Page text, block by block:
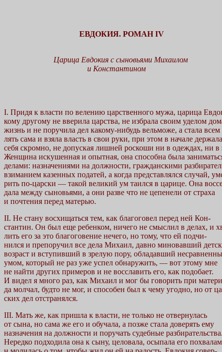
ЕВДОКИЯ. РОМАН IV
Царица Евдокия с сыновьями Михаилом
и Константином
I. Придя к власти по велению царственного мужа, царица
кому другому не вверила царства, не избрала своим уделом
жизнь и не поручила дел какому-нибудь вельможе, а стала всем
лять сама и взяла власть в свои руки, при этом в начале держала
себя скромно, не допуская лишней роскоши ни в одеждах, ни в
Женщина искушенная и опытная, она способна была
делами: назначениями на должности, гражданскими
взиманием казенных податей, а когда представлялся случай,
рить по-царски — такой великий ум таился в царице. Она
дала между сыновьями, а они разве что не цепенели от страха
и почтения перед матерью.
II. Не стану восхищаться тем, как благоговел перед ней Кон-
стантин. Он был еще ребенком, ничего не смыслил в делах, и
лить его за это благоговение нечего, но тому, что ей подчи-
нился и препоручил все дела Михаил, давно миновавший
возраст и вступивший в зрелую пору, обладавший
умом, который не раз уже успел обнаружить, — вот этому мне
не найти других примеров и не восславить его, как подобает.
И видел я много раз, как Михаил и мог бы говорить при
да молчал, будто не мог, и способен был к чему угодно, но от
ских дел отстранялся.
III. Мать же, как пришла к власти, не только не отвернулась
от сына, но сама же его и обучала, а позже стала доверять ему
назначения на должности и поручать судебные разбирательства.
Нередко подходила она к сыну, целовала, осыпала его